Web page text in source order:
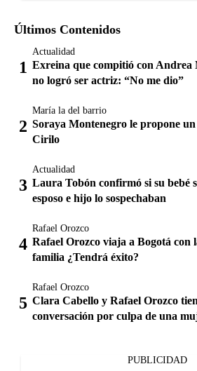
Últimos Contenidos
Actualidad
Exreina que compitió con Andrea
no logró ser actriz: “No me dio”
María la del barrio
Soraya Montenegro le propone
Cirilo
Actualidad
Laura Tobón confirmó si su bebé
esposo e hijo lo sospechaban
Rafael Orozco
Rafael Orozco viaja a Bogotá con
familia ¿Tendrá éxito?
Rafael Orozco
Clara Cabello y Rafael Orozco
conversación por culpa de una
PUBLICIDAD